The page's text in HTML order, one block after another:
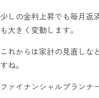
少しの金利上昇でも毎月返
も大きく変動します。
これからは家計の見直しな
すね。
ファイナンシャルプランナ